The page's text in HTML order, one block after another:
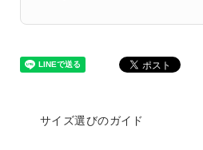
サイズ選びのガイド